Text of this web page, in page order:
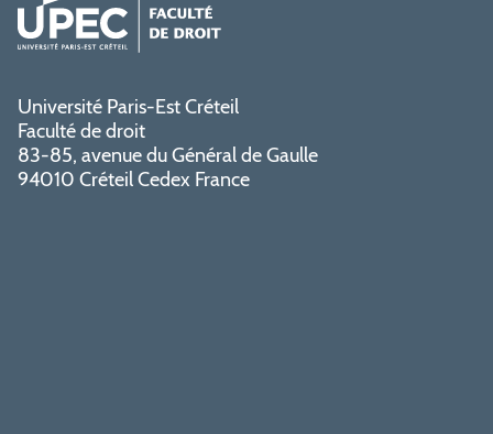
Université Paris-Est Créteil
Faculté de droit
83-85, avenue du Général de Gaulle
94010 Créteil Cedex France